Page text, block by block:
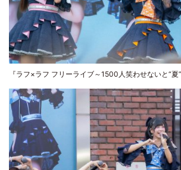
『ラフ×ラフ フリーライブ～1500人笑わせないと“夏